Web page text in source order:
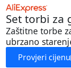
Set torbi za
Zaštitne torbe
ubrzano
Provjeri cijenu